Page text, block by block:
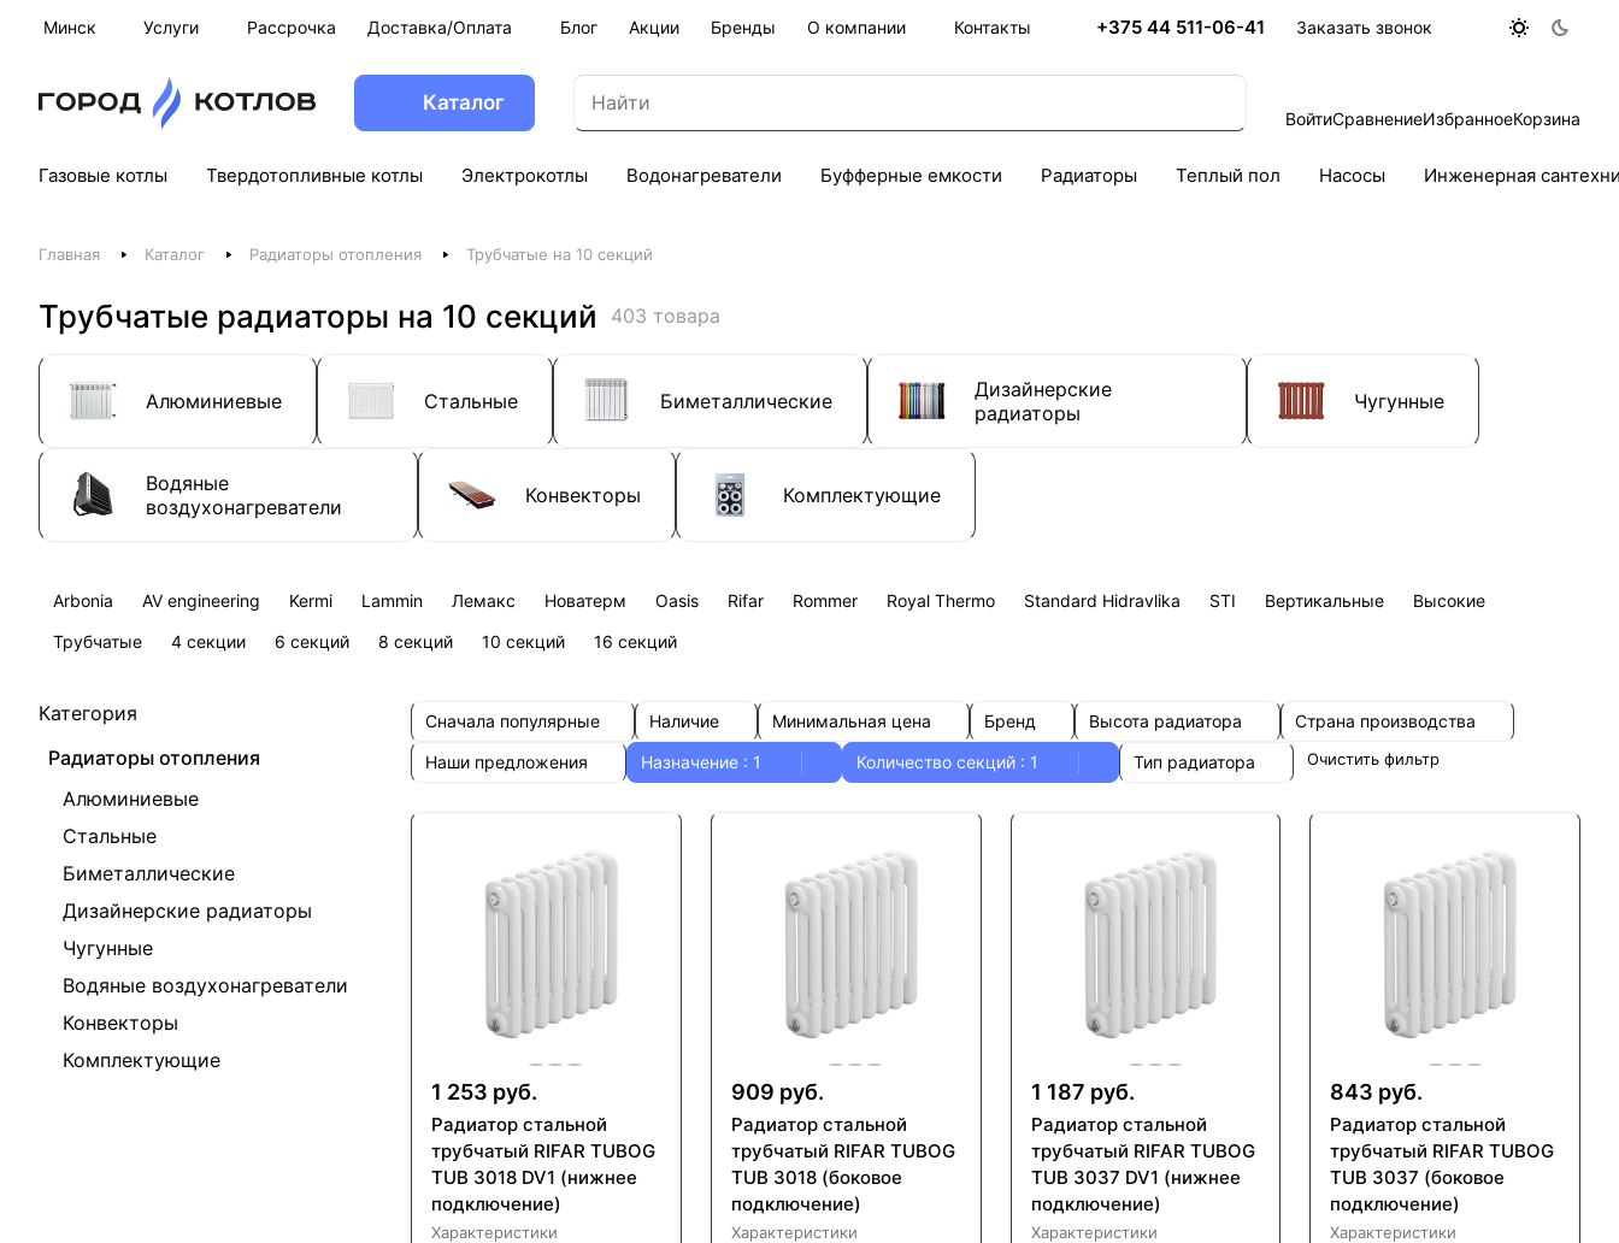
Минск Услуги Рассрочка Доставка/Оплата Блог Акции Бренды О компании Контакты +375 44 511-06-41 Заказать звонок
Каталог
ВойтиСравнениеИзбранноеКорзина
Газовые котлы Твердотопливные котлы Электрокотлы Водонагреватели Буфферные емкости Радиаторы Теплый пол Насосы Инженерная
Главная Каталог Радиаторы отопления Трубчатые на 10 секций
Трубчатые радиаторы на 10 секций 403 товара
Алюминиевые Стальные Биметаллические
Дизайнерские
радиаторы
Чугунные
Водяные
воздухонагреватели
Конвекторы Комплектующие
Arbonia AV engineering Kermi Lammin Лемакс Новатерм Oasis Rifar Rommer Royal Thermo Standard Hidravlika STI Вертикальные
Высокие
Трубчатые
4 секции 6 секций 8 секций 10 секций 16 секций
Категория
Радиаторы отопления
Алюминиевые
Стальные
Биметаллические
Дизайнерские радиаторы
Чугунные
Водяные воздухонагреватели
Конвекторы
Комплектующие
Сначала популярные Наличие Минимальная цена Бренд Высота радиатора
Страна производства
Наши предложения
Назначение : 1 Количество секций : 1 Тип радиатора Очистить фильтр
1 253 руб.
Радиатор стальной
трубчатый RIFAR TUBOG
TUB 3018 DV1 (нижнее
подключение)
Характеристики
909 руб.
Радиатор стальной
трубчатый RIFAR TUBOG
TUB 3018 (боковое
подключение)
Характеристики
1 187 руб.
Радиатор стальной
трубчатый RIFAR TUBOG
TUB 3037 DV1 (нижнее
подключение)
Характеристики
843 руб.
Радиатор стальной
трубчатый RIFAR TUBOG
TUB 3037 (боковое
подключение)
Характеристики